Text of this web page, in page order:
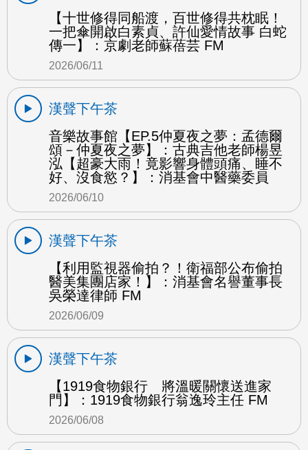
【十世修得同船渡，百世修得共枕眠！
一把傘開啟白素貞、許仙愛情故事 白蛇
傳一】：京劇老師蘇蓓芸 FM
2026/06/11
漢聲下午茶
音樂故事館【EP.5仲夏夜之夢：孟德爾
頌－仲夏夜之夢】：古典吉他老師楊昱
泓【超豪大雨！竟影響身體頭痛、睡不
好、沒食慾？】：消基會中醫藥委員
2026/06/10
漢聲下午茶
【利用監視器偷拍？！衛福部公布偷拍
醫美集團店家！】：消基會名譽董事長
吳榮達律師 FM
2026/06/09
漢聲下午茶
【1919食物銀行 將溫暖關懷送進家
門】：1919食物銀行翁逸玲主任 FM
2026/06/08